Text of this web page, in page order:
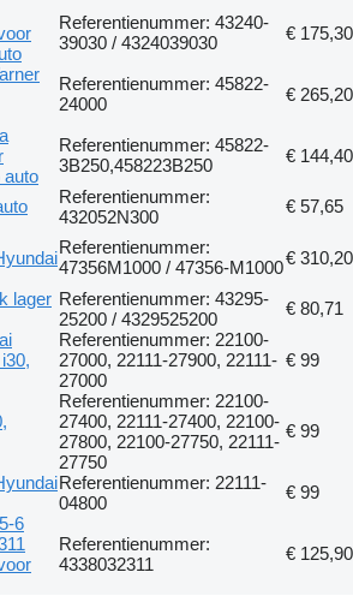
Referentienummer: 43240-
39030 / 4324039030
€ 175,30
Referentienummer: 45822-
24000
€ 265,20
auto
Referentienummer: 45822-
3B250,458223B250
€ 144,40
Referentienummer:
432052N300
€ 57,65
Referentienummer:
47356M1000 / 47356-M1000€ 310,20
lager Referentienummer: 43295-
25200 / 4329525200
€ 80,71
Referentienummer: 22100-
27000, 22111-27900, 22111-
27000
€ 99
Referentienummer: 22100-
27400, 22111-27400, 22100-
27800, 22100-27750, 22111-
27750
€ 99
Referentienummer: 22111-
04800
€ 99
6
Referentienummer:
4338032311
€ 125,90